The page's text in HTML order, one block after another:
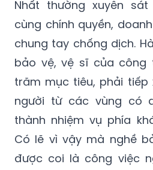
quan, doanh nghiệp.
Đội ngũ của Công ty
Nhất thường xuyên
cùng chính quyền,
chung tay chống dịch.
bảo vệ, vệ sĩ của công
trăm mục tiêu, phải tiếp
người từ các vùng có
thành nhiệm vụ phía